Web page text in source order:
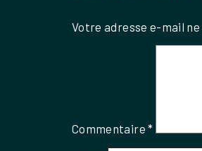
Votre adresse e-mail
Commentaire*